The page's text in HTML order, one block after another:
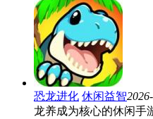
恐龙进化 休闲益智
龙养成为核心的休闲手